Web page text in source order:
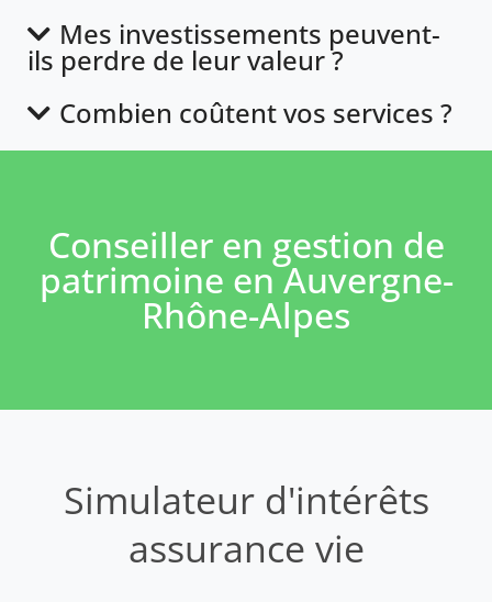
Mes investissements peuvent-
ils perdre de leur valeur ?
Combien coûtent vos services ?
Conseiller en gestion de
patrimoine en Auvergne-
Rhône-Alpes
Simulateur d'intérêts
assurance vie